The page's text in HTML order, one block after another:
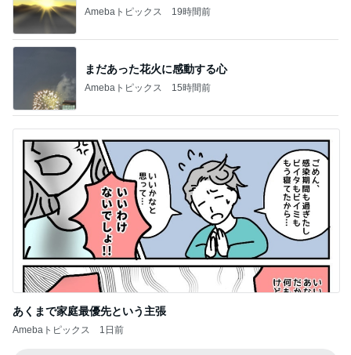
Amebaトピックス 19時間前
まだあった花火に感動する心
Amebaトピックス 15時間前
あくまで家庭最優先という主張
Amebaトピックス 1日前